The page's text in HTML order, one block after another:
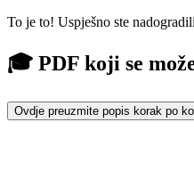
To je to! Uspješno ste
🎓 PDF koji se
Ovdje preuzmite popis korak po